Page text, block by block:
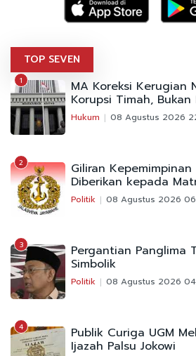
TOP SEVEN
1 MA Koreksi Kerugian
Korupsi Timah,
Hukum 08 Agustus 2026
2 Giliran
Diberikan kepada
Politik 08 Agustus 2026
3 Pergantian Panglima
Simbolik
Politik 08 Agustus 2026
4 Publik Curiga UGM
Ijazah Palsu Jokowi